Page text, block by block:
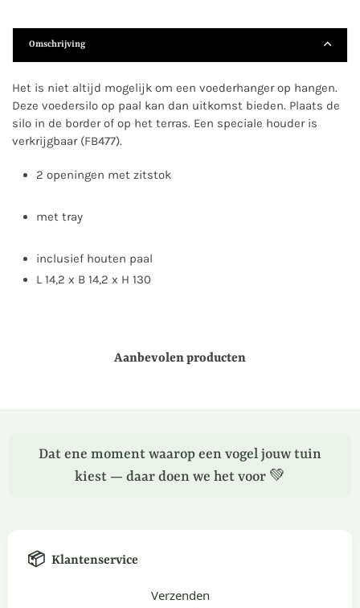
Omschrijving
Het is niet altijd mogelijk om een voederhanger op hangen.
Deze voedersilo op paal kan dan uitkomst bieden. Plaats de
silo in de border of op het terras. Een speciale houder is
verkrijgbaar (FB477).
2 openingen met zitstok
met tray
inclusief houten paal
L 14,2 x B 14,2 x H 130
Aanbevolen producten
Dat ene moment waarop een vogel jouw tuin
kiest — daar doen we het voor 💚
📦 Klantenservice
Verzenden